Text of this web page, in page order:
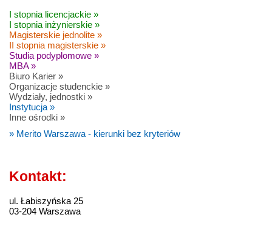
I stopnia licencjackie »
I stopnia inżynierskie »
Magisterskie jednolite »
II stopnia magisterskie »
Studia podyplomowe »
MBA »
Biuro Karier »
Organizacje studenckie »
Wydziały, jednostki »
Instytucja »
Inne ośrodki »
» Merito Warszawa - kierunki bez kryteriów
Kontakt:
ul. Łabiszyńska 25
03-204 Warszawa